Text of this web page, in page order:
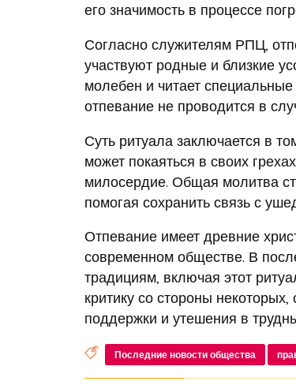
его значимость в процессе
Согласно служителям РПЦ,
участвуют родные и близкие
молебен и читает
отпевание не проводится в
Суть ритуала заключается в
может покаяться в своих
милосердие. Общая молитва
помогая сохранить связь с
Отпевание имеет древние
современном обществе. В
традициям, включая этот
критику со стороны
поддержки и утешения в
Последние новости общества